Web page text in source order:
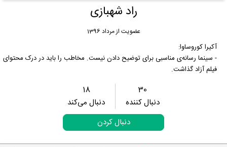
راد شهبازی
عضویت از مرداد 1396
آکیرا کوروساوا:
- سینما رسانه‌ی مناسبی برای توضیح دادن نیست. مخاطب را باید در درک محتوای
فیلم آزاد گذاشت.
30
دنبال کننده
18
دنبال می‌کند
دنبال کردن